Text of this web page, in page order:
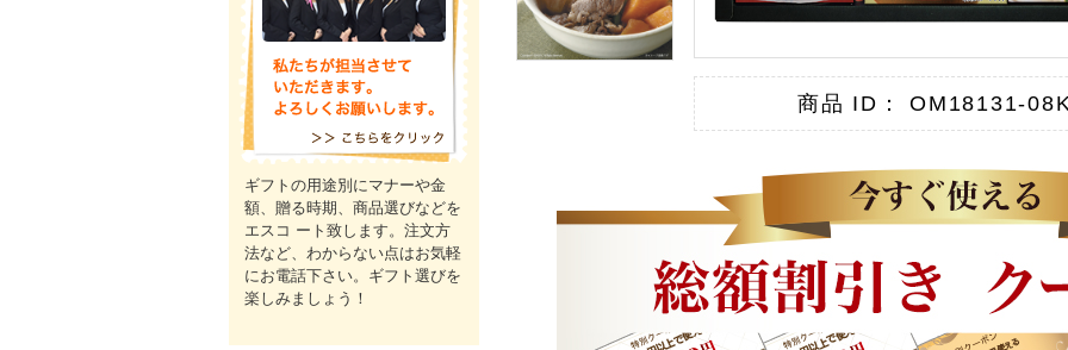
商品 ID： OM18131-
ギフトの用途別にマナーや金
額、贈る時期、商品選びなどを
エスコ ート致します。注文方
法など、わからない点はお気軽
にお電話下さい。ギフト選びを
楽しみましょう！